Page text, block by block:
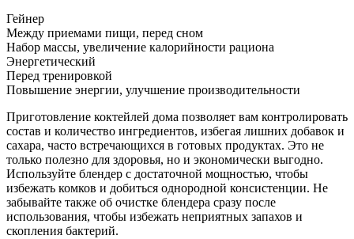
Гейнер
Между приемами пищи, перед сном
Набор массы, увеличение калорийности рациона
Энергетический
Перед тренировкой
Повышение энергии, улучшение производительности
Приготовление коктейлей дома позволяет вам контролировать
состав и количество ингредиентов, избегая лишних добавок и
сахара, часто встречающихся в готовых продуктах. Это не
только полезно для здоровья, но и экономически выгодно.
Используйте блендер с достаточной мощностью, чтобы
избежать комков и добиться однородной консистенции. Не
забывайте также об очистке блендера сразу после
использования, чтобы избежать неприятных запахов и
скопления бактерий.